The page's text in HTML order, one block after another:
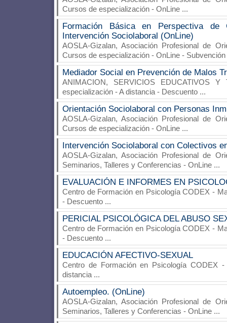
Cursos de especialización - OnLine ...
Formación Básica en Perspectiva de
Intervención Sociolaboral (OnLine)
AOSLA-Gizalan, Asociación Profesional de
Cursos de especialización - OnLine - Subvención
Mediador Social en Prevención de Malos
ANIMACION, SERVICIOS EDUCATIVOS Y
especialización - A distancia - Descuento ...
Orientación Sociolaboral con Personas
AOSLA-Gizalan, Asociación Profesional de
Cursos de especialización - OnLine ...
Intervención Sociolaboral con Colectivos
AOSLA-Gizalan, Asociación Profesional de
Seminarios, Talleres y Conferencias - OnLine ...
EVALUACIÓN E INFORMES EN
Centro de Formación en Psicología CODEX -
- Descuento ...
PERICIAL PSICOLÓGICA DEL ABUSO
Centro de Formación en Psicología CODEX -
- Descuento ...
EDUCACIÓN AFECTIVO-SEXUAL
Centro de Formación en Psicología CODEX -
distancia ...
Autoempleo. (OnLine)
AOSLA-Gizalan, Asociación Profesional de
Seminarios, Talleres y Conferencias - OnLine ...